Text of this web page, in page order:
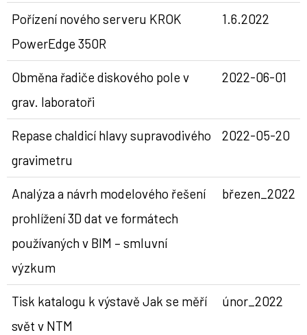
Pořízení nového serveru KROK
PowerEdge 350R
1.6.2022
Obměna řadiče diskového pole v
grav. laboratoři
2022-06-01
Repase chaldicí hlavy supravodivého
gravimetru
2022-05-20
Analýza a návrh modelového řešení
prohlížení 3D dat ve formátech
používaných v BIM – smluvní
výzkum
březen_2022
Tisk katalogu k výstavě Jak se měří
svět v NTM
únor_2022